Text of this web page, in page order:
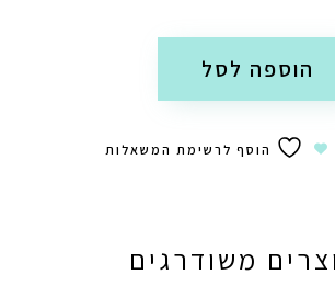
הוספה לסל
הוסף לרשימת המשאלות
משודרגים